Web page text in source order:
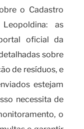
o Cadastro
as
oficial da
sobre
de resíduos, e
estejam
necessita de
o